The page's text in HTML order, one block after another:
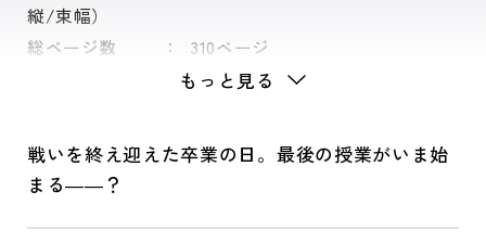
縦/束幅）
総ページ数 310ページ
もっと見る
戦いを終え迎えた卒業の日。最後の授業がいま始
まる――？